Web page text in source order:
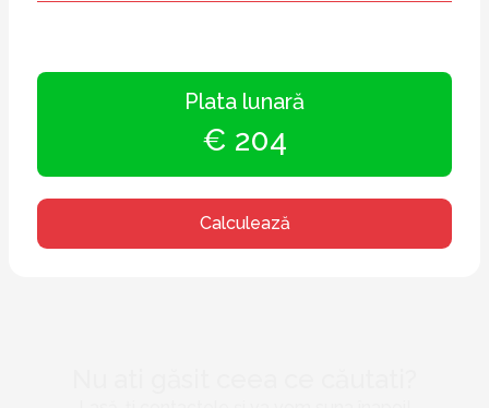
Plata lunară
€ 204
Calculează